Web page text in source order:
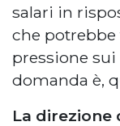
salari in
che
pressione
domanda è,
La direzione